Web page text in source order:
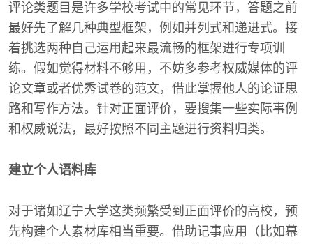
评论类题目是许多学校考试中的常见环节，答题之前
最好先了解几种典型框架，例如并列式和递进式。接
着挑选两种自己运用起来最流畅的框架进行专项训
练。假如觉得材料不够用，不妨多参考权威媒体的评
论文章或者优秀试卷的范文，借此掌握他人的论证思
路和写作方法。针对正面评价，要搜集一些实际事例
和权威说法，最好按照不同主题进行资料归类。
建立个人语料库
对于诸如辽宁大学这类频繁受到正面评价的高校，预
先构建个人素材库相当重要。借助记事应用（比如幕